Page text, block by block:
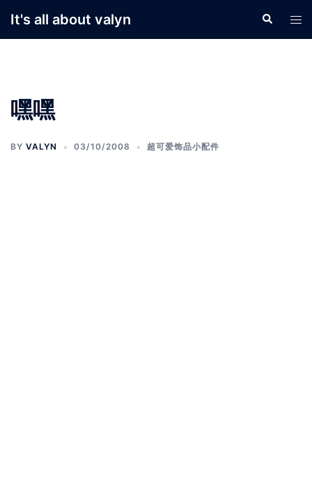
It's all about valyn Search
嘿嘿
BY VALYN 03/10/2008 超可爱饰品小配件